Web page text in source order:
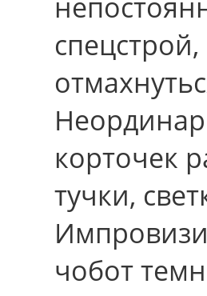
корточек
тучки,
чобот